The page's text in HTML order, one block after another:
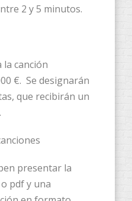
2 y 5 minutos.
canción
€. Se designarán
que recibirán un
presentar la
pdf y una